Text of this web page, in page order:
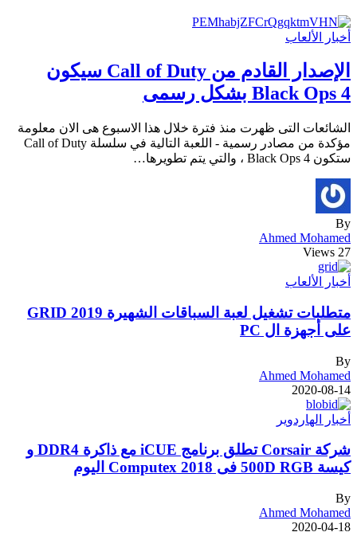
أخبار الألعاب
الإصدار القادم من Call of Duty سيكون
Black Ops 4 بشكل رسمى
الشائعات التى ظهرت منذ فترة خلال هذا الاسبوع هى الان معلومة
مؤكدة من مصادر رسمية - اللعبة التالية في سلسلة Call of Duty
ستكون Black Ops 4 ، والتي يتم تطويرها…
By
Ahmed Mohamed
27 Views
أخبار الألعاب
متطلبات تشغيل لعبة السباقات الشهيرة GRID 2019
على أجهزة ال PC
By
Ahmed Mohamed
2020-08-14
أخبار الهاردوير
شركة Corsair تطلق برنامج iCUE مع ذاكرة DDR4 و
كيسة 500D RGB فى Computex 2018 اليوم
By
Ahmed Mohamed
2020-04-18